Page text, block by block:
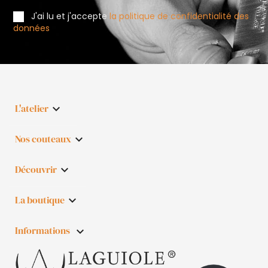
J'ai lu et j'acceptela politique de confidentialité des
données
L'atelier 
Nos couteaux 
Découvrir 
La boutique 
Informations keyboard_arrow_down